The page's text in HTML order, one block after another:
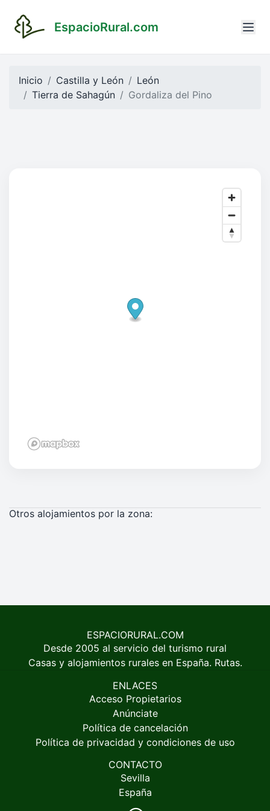
EspacioRural.com
Inicio Castilla y León
León
Tierra de Sahagún
Gordaliza del Pino
Otros alojamientos por la zona:
ESPACIORURAL.COM
Desde 2005 al servicio del turismo rural
Casas y alojamientos rurales en España. Rutas.
ENLACES
Acceso Propietarios
Anúnciate
Política de cancelación
Política de privacidad y condiciones de uso
CONTACTO
Sevilla
España